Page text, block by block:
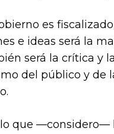
es
e ideas será la
será la crítica y
del público y de
que —considero—